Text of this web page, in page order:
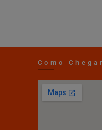
Como